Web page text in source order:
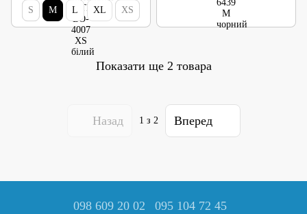
S M L XL XS
Показати ще 2 товара
Назад 1 з 2 Вперед
098 609 20 02 095 104 72 45